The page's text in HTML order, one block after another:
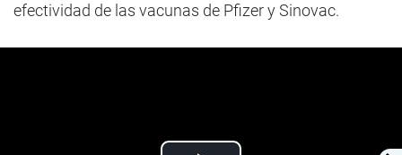
efectividad de las vacunas de Pfizer y Sinovac.